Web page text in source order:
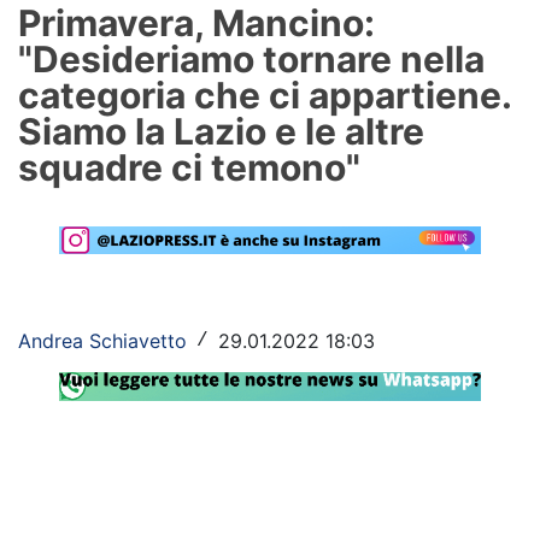
Formello
Infortuni
Primavera
Lazio Women
Social
Primavera, Mancino:
"Desideriamo tornare nella
categoria che ci appartiene.
Siamo la Lazio e le altre
squadre ci temono"
Andrea Schiavetto / 29.01.2022 18:03